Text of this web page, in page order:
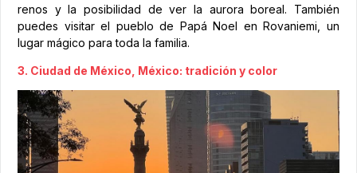
renos y la posibilidad de ver la aurora boreal. También
puedes visitar el pueblo de Papá Noel en Rovaniemi, un
lugar mágico para toda la familia.
3. Ciudad de México, México: tradición y color